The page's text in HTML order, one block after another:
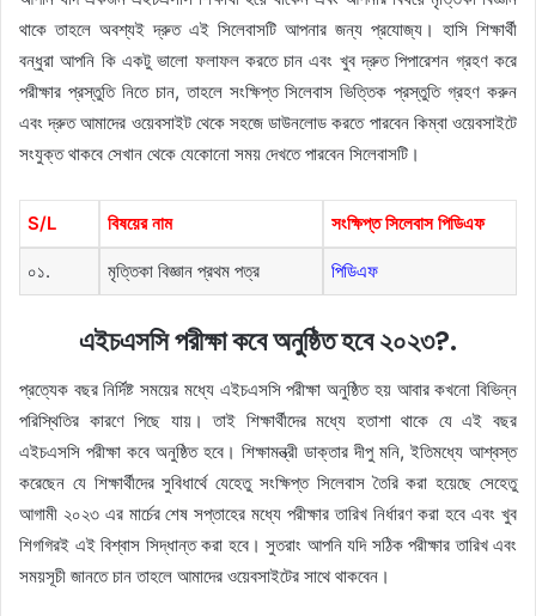
থাকে তাহলে অবশ্যই দ্রুত এই সিলেবাসটি আপনার জন্য প্রযোজ্য। হাসি শিক্ষার্থী
বন্ধুরা আপনি কি একটু ভালো ফলাফল করতে চান এবং খুব দ্রুত পিপারেশন গ্রহণ করে
পরীক্ষার প্রস্তুতি নিতে চান, তাহলে সংক্ষিপ্ত সিলেবাস ভিত্তিক প্রস্তুতি গ্রহণ করুন
এবং দ্রুত আমাদের ওয়েবসাইট থেকে সহজে ডাউনলোড করতে পারবেন কিম্বা ওয়েবসাইটে
সংযুক্ত থাকবে সেখান থেকে যেকোনো সময় দেখতে পারবেন সিলেবাসটি।
S/L বিষয়ের নাম সংক্ষিপ্ত সিলেবাস পিডিএফ
০১. মৃত্তিকা বিজ্ঞান প্রথম পত্র পিডিএফ
এইচএসসি পরীক্ষা কবে অনুষ্ঠিত হবে ২০২৩?.
প্রত্যেক বছর নির্দিষ্ট সময়ের মধ্যে এইচএসসি পরীক্ষা অনুষ্ঠিত হয় আবার কখনো বিভিন্ন
পরিস্থিতির কারণে পিছে যায়। তাই শিক্ষার্থীদের মধ্যে হতাশা থাকে যে এই বছর
এইচএসসি পরীক্ষা কবে অনুষ্ঠিত হবে। শিক্ষামন্ত্রী ডাক্তার দীপু মনি, ইতিমধ্যে আশ্বস্ত
করেছেন যে শিক্ষার্থীদের সুবিধার্থে যেহেতু সংক্ষিপ্ত সিলেবাস তৈরি করা হয়েছে সেহেতু
আগামী ২০২৩ এর মার্চের শেষ সপ্তাহের মধ্যে পরীক্ষার তারিখ নির্ধারণ করা হবে এবং খুব
শিগগিরই এই বিশ্বাস সিদ্ধান্ত করা হবে। সুতরাং আপনি যদি সঠিক পরীক্ষার তারিখ এবং
সময়সূচী জানতে চান তাহলে আমাদের ওয়েবসাইটের সাথে থাকবেন।